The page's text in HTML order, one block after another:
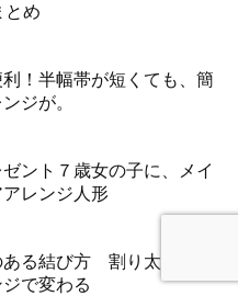
とめ
！半幅帯が短くても、簡
ジが。
ント７歳女の子に、メイ
レンジ人形
る結び方 割り太鼓と半
で変わる